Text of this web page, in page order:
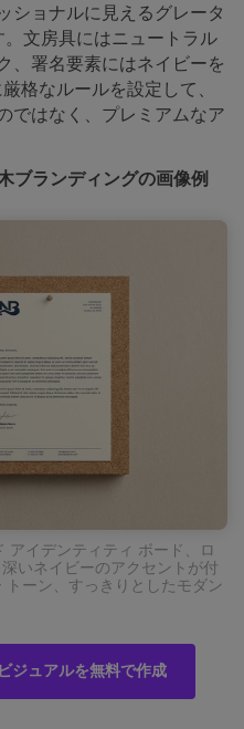
ショナルに見えるグレータ
文房具にはニュートラル
、署名要素にはネイビーを
格なルールを設定して、
ではなく、プレミアムなア
ブランディングの画像例
アイデンティティ ボード、ロ
いネイビーのアクセントが付
ーン、すっきりとしたモダン
ジュアルを無料で作成